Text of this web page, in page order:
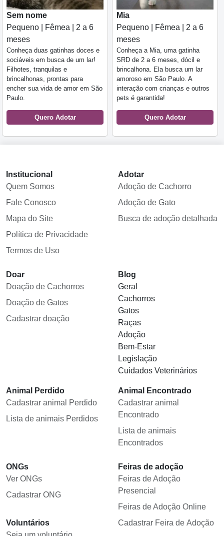
Sem nome
Pequeno | Fêmea | 2 a 6
meses
Conheça duas gatinhas doces e
sociáveis em busca de um lar!
Filhotes, tranquilas e
brincalhonas, prontas para
encher sua vida de amor em São
Paulo.
Quero Adotar
Mia
Pequeno | Fêmea | 2 a 6
meses
Conheça a Mia, uma gatinha
SRD de 2 a 6 meses, dócil e
brincalhona. Ela busca um lar
amoroso em São Paulo. A
interação com crianças e outros
pets é garantida!
Quero Adotar
Institucional
Quem Somos
Fale Conosco
Mapa do Site
Política de Privacidade
Termos de Uso
Adotar
Adoção de Cachorro
Adoção de Gato
Busca de adoção detalhada
Doar
Doação de Cachorros
Doação de Gatos
Cadastrar doação
Blog
Geral
Cachorros
Gatos
Raças
Adoção
Bem-Estar
Legislação
Cuidados Veterinários
Animal Perdido
Cadastrar animal Perdido
Lista de animais Perdidos
Animal Encontrado
Cadastrar animal
Encontrado
Lista de animais
Encontrados
ONGs
Ver ONGs
Cadastrar ONG
Voluntários
Feiras de adoção
Feiras de Adoção
Presencial
Feiras de Adoção Online
Cadastrar Feira de Adoção